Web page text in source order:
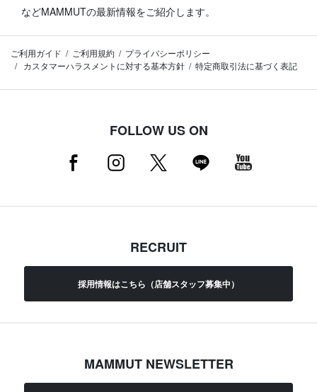
などMAMMUTの最新情報をご紹介します。
ご利用ガイド ご利用規約
プライバシーポリシー
カスタマーハラスメントに対する基本方針
特定商取引法に基づく表記
FOLLOW US ON
RECRUIT
採用情報はこちら（店舗スタッフ募集中）
MAMMUT NEWSLETTER